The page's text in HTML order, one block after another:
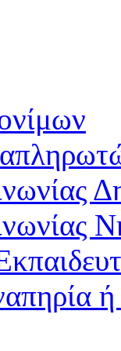
ή /